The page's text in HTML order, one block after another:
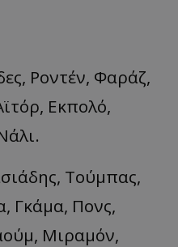
Ροντέν, Φαράζ,
Εκπολό,
Τούμπας,
Γκάμα, Πονς,
Μιραμόν,